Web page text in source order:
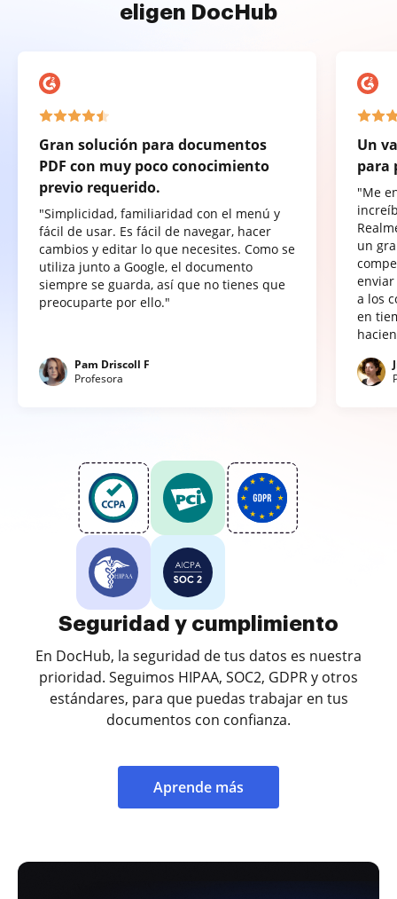
eligen DocHub
Gran solución para documentos
PDF con muy poco conocimiento
previo requerido.
"Simplicidad, familiaridad con el menú y
fácil de usar. Es fácil de navegar, hacer
cambios y editar lo que necesites. Como se
utiliza junto a Google, el documento
siempre se guarda, así que no tienes que
preocuparte por ello."
Pam Driscoll F
Profesora
Un
para
"Me
un
a los
en
Seguridad y cumplimiento
En DocHub, la seguridad de tus datos es nuestra
prioridad. Seguimos HIPAA, SOC2, GDPR y otros
estándares, para que puedas trabajar en tus
documentos con confianza.
Aprende más